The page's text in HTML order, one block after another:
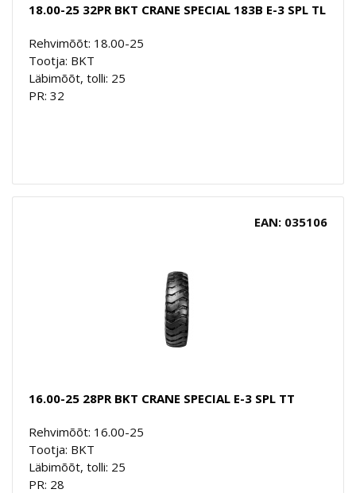
18.00-25 32PR BKT CRANE SPECIAL 183B E-3 SPL TL
Rehvimõõt: 18.00-25
Tootja: BKT
Läbimõõt, tolli: 25
PR: 32
EAN: 035106
16.00-25 28PR BKT CRANE SPECIAL E-3 SPL TT
Rehvimõõt: 16.00-25
Tootja: BKT
Läbimõõt, tolli: 25
PR: 28